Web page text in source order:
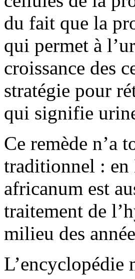
du fait que la
qui permet à
croissance des
stratégie pour
qui signifie
Ce remède n’a
traditionnel : en
africanum est
traitement de
milieu des
L’encyclopédie